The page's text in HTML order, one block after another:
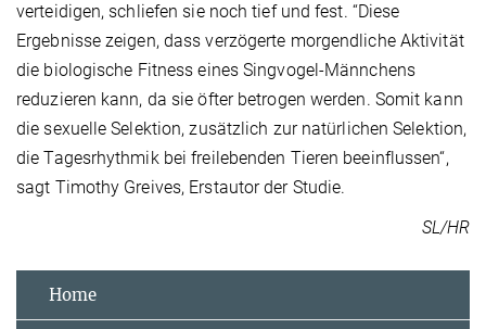
verteidigen, schliefen sie noch tief und fest. “Diese
Ergebnisse zeigen, dass verzögerte morgendliche Aktivität
die biologische Fitness eines Singvogel-Männchens
reduzieren kann, da sie öfter betrogen werden. Somit kann
die sexuelle Selektion, zusätzlich zur natürlichen Selektion,
die Tagesrhythmik bei freilebenden Tieren beeinflussen“,
sagt Timothy Greives, Erstautor der Studie.
SL/HR
Home